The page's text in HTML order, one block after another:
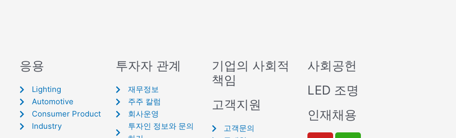
응용
Lighting
Automotive
Consumer Product
Industry
투자자 관계
재무정보
주주 칼럼
회사운영
투자인 정보와 문의
기업의 사회적
책임
고객지원
고객문의
사회공헌
LED 조명
인재채용